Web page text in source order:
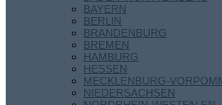
BAYERN
BERLIN
BRANDENBURG
BREMEN
HAMBURG
HESSEN
MECKLENBURG-
NIEDERSACHSEN